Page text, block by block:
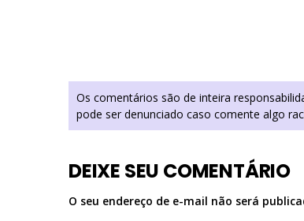
Os comentários são de inteira
pode ser denunciado caso comente algo
DEIXE SEU COMENTÁRIO
O seu endereço de e-mail não será